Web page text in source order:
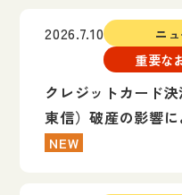
2026.7.10
ニ
重要な
クレジットカード
東信）破産の影響
NEW